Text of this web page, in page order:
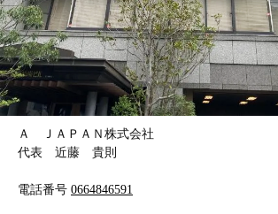
Ａ ＪＡＰＡＮ株式会社
代表 近藤 貴則
電話番号 0664846591